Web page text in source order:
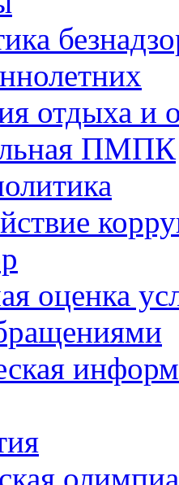
отдыха и
ПМПК
оценка